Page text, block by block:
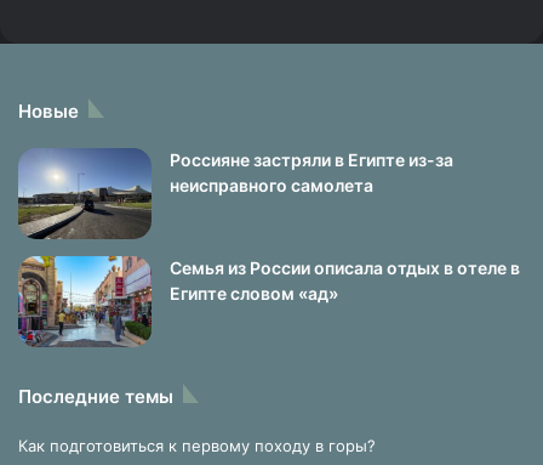
Новые
Россияне застряли в Египте из-за
неисправного самолета
Семья из России описала отдых в отеле в
Египте словом «ад»
Последние темы
Как подготовиться к первому походу в горы?